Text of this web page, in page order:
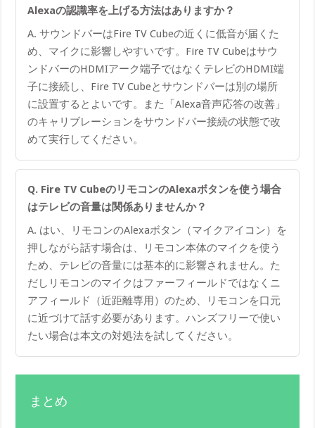
Alexaの認識率を上げる方法はありますか？
A. サウンドバーはFire TV Cubeの近くに低音が届くた
め、マイクに影響しやすいです。Fire TV Cubeはサウ
ンドバーのHDMIアーク端子ではなくテレビのHDMI端
子に接続し、Fire TV Cubeとサウンドバーは別の場所
に設置するとよいです。また「Alexa音声応答の改善」
のキャリブレーションをサウンドバー接続の状態で改
めて実行してください。
Q. Fire TV CubeのリモコンのAlexaボタンを使う場合
はテレビの音量は関係ありませんか？
A. はい、リモコンのAlexaボタン（マイクアイコン）を
押しながら話す場合は、リモコン本体のマイクを使う
ため、テレビの音量には基本的に影響されません。た
だしリモコンのマイクはファーフィールドではなくニ
アフィールド（近距離専用）のため、リモコンを口元
に近づけて話す必要があります。ハンズフリーで使い
たい場合は本文の対処法を試してください。
まとめ